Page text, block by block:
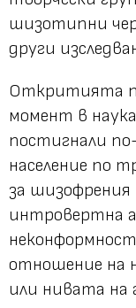
шизотипни
други
Откритията
момент в
постигнали
население по
за шизофрения
интровертна
отношение на
или нивата на